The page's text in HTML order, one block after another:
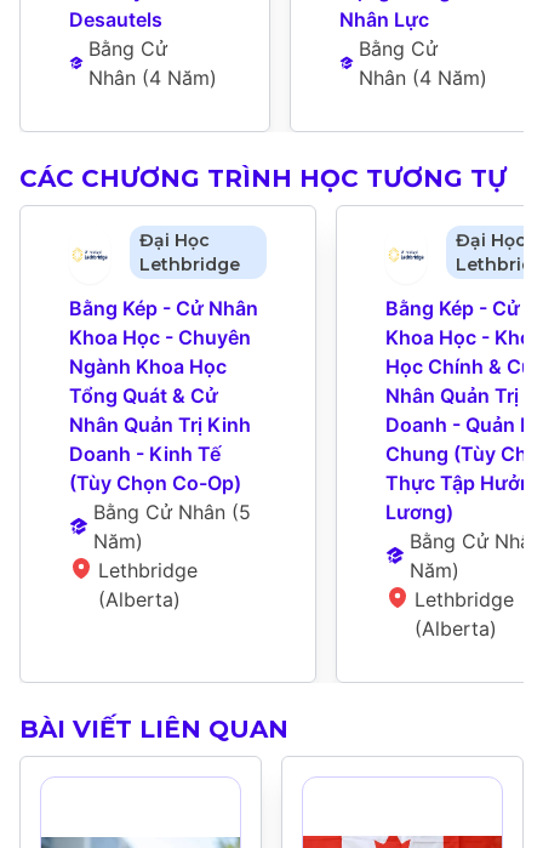
Desautels
Bằng Cử
Nhân (4 Năm)
Nhân Lực
Bằng Cử
Nhân (4 Năm)
CÁC CHƯƠNG TRÌNH HỌC TƯƠNG TỰ
Đại Học
Lethbridge
Bằng Kép - Cử Nhân
Khoa Học - Chuyên
Ngành Khoa Học
Tổng Quát & Cử
Nhân Quản Trị Kinh
Doanh - Kinh Tế
(Tùy Chọn Co-Op)
Bằng Cử Nhân (5
Năm)
Lethbridge
(Alberta)
Đại Học
Bằng Kép - Cử
Khoa Học - Khoa
Học Chính & Cử
Nhân Quản Trị
Doanh - Quản Lý
Chung (Tùy
Thực Tập Hưởng
Lương)
Bằng Cử Nhân
Năm)
Lethbridge
(Alberta)
BÀI VIẾT LIÊN QUAN